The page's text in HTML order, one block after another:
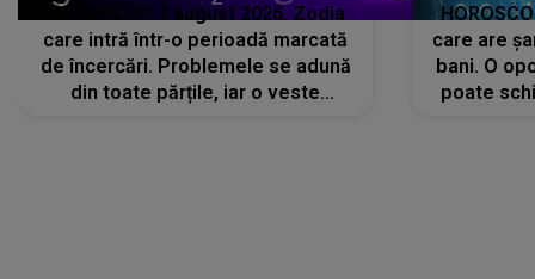
HOROSCOP 7 august 2026. Zodia
care intră într-o perioadă marcată
de încercări. Problemele se adună
din toate părțile, iar o veste
care are
bani. O
poate